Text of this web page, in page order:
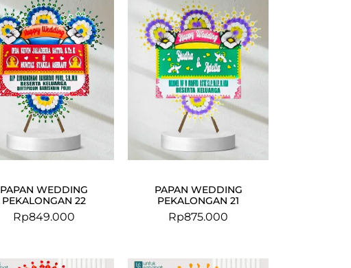
PAPAN WEDDING
PEKALONGAN 22
Rp849.000
PAPAN WEDDING
PEKALONGAN 21
Rp875.000
Original